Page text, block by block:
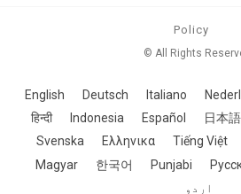
Policy
© All Rights
English Deutsch Italiano
हिन्दी
Indonesia Español 日本語
Svenska
Ελληνικα Tiếng Việt
Magyar
한국어 Punjabi
اردو